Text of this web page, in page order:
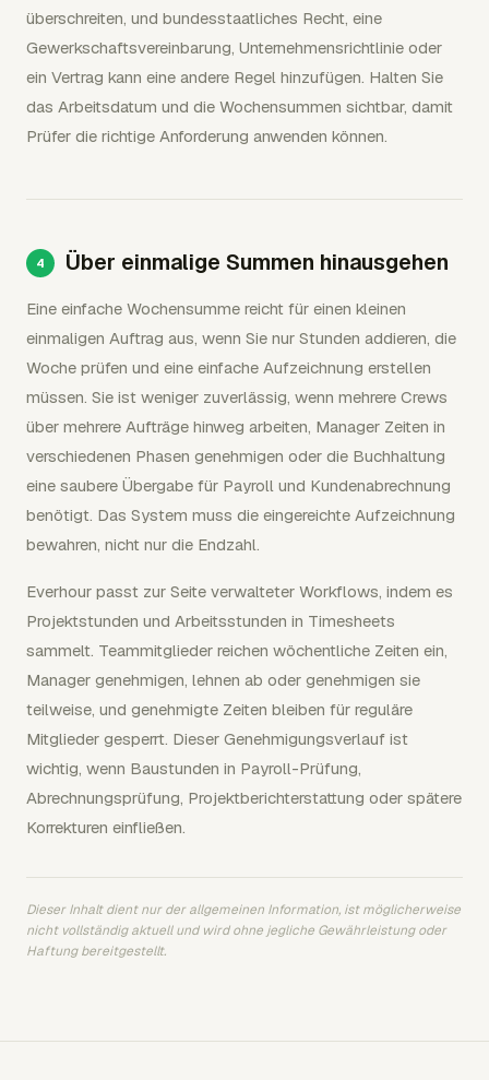
überschreiten, und bundesstaatliches Recht, eine
Gewerkschaftsvereinbarung, Unternehmensrichtlinie oder
ein Vertrag kann eine andere Regel hinzufügen. Halten Sie
das Arbeitsdatum und die Wochensummen sichtbar, damit
Prüfer die richtige Anforderung anwenden können.
Über einmalige Summen hinausgehen
Eine einfache Wochensumme reicht für einen kleinen
einmaligen Auftrag aus, wenn Sie nur Stunden addieren, die
Woche prüfen und eine einfache Aufzeichnung erstellen
müssen. Sie ist weniger zuverlässig, wenn mehrere Crews
über mehrere Aufträge hinweg arbeiten, Manager Zeiten in
verschiedenen Phasen genehmigen oder die Buchhaltung
eine saubere Übergabe für Payroll und Kundenabrechnung
benötigt. Das System muss die eingereichte Aufzeichnung
bewahren, nicht nur die Endzahl.
Everhour passt zur Seite verwalteter Workflows, indem es
Projektstunden und Arbeitsstunden in Timesheets
sammelt. Teammitglieder reichen wöchentliche Zeiten ein,
Manager genehmigen, lehnen ab oder genehmigen sie
teilweise, und genehmigte Zeiten bleiben für reguläre
Mitglieder gesperrt. Dieser Genehmigungsverlauf ist
wichtig, wenn Baustunden in Payroll-Prüfung,
Abrechnungsprüfung, Projektberichterstattung oder spätere
Korrekturen einfließen.
Dieser Inhalt dient nur der allgemeinen Information, ist möglicherweise
nicht vollständig aktuell und wird ohne jegliche Gewährleistung oder
Haftung bereitgestellt.